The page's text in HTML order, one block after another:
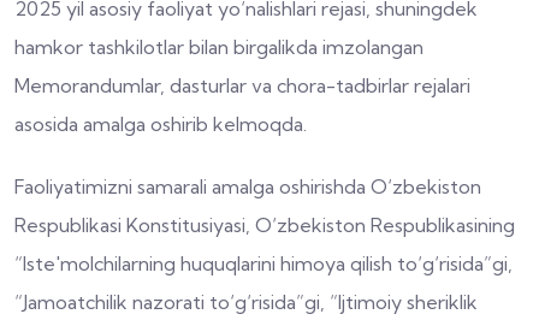
2025 yil asosiy faoliyat yo‘nalishlari rejasi, shuningdek
hamkor tashkilotlar bilan birgalikda imzolangan
Memorandumlar, dasturlar va chora-tadbirlar rejalari
asosida amalga oshirib kelmoqda.
Faoliyatimizni samarali amalga oshirishda O‘zbekiston
Respublikasi Konstitusiyasi, O‘zbekiston Respublikasining
“Iste'molchilarning huquqlarini himoya qilish to‘g‘risida”gi,
“Jamoatchilik nazorati to‘g‘risida”gi, “Ijtimoiy sheriklik